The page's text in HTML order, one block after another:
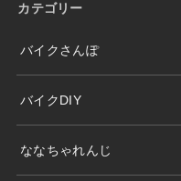
カテゴリー
バイクさんぽ
バイクDIY
ななちゃれんじ